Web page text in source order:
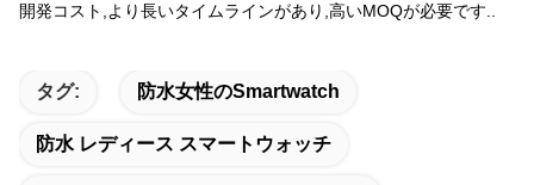
開発コスト,より長いタイムラインがあり,高いMOQが必要です..
タグ: 防水女性のSmartwatch
防水 レディース スマートウォッチ